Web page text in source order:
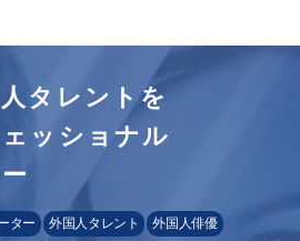
タレントを
ッショナル
ター 外国人タレント 外国人俳優